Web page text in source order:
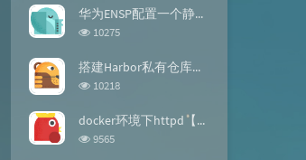
次
数:
华为ENSP配置一个静态路由【案例】
浏
次
数:
10275
搭建Harbor私有仓库【docker】
浏
次
10218
docker环境下httpd【镜像构建】
浏
9565